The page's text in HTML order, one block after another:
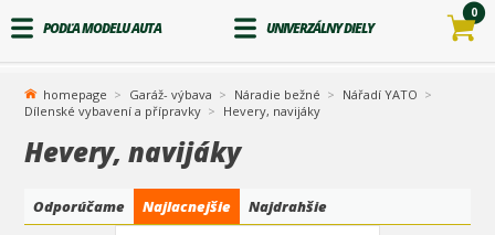
PODĽA MODELU AUTA UNIVERZÁLNY DIELY
0
homepage Garáž- výbava Náradie bežné
Nářadí YATO
Dílenské vybavení a přípravky
Hevery, navijáky
Hevery, navijáky
Odporúčame Najlacnejšie Najdrahšie